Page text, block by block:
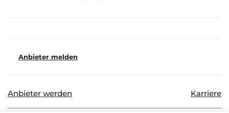
Anbieter melden
Anbieter werden Karriere